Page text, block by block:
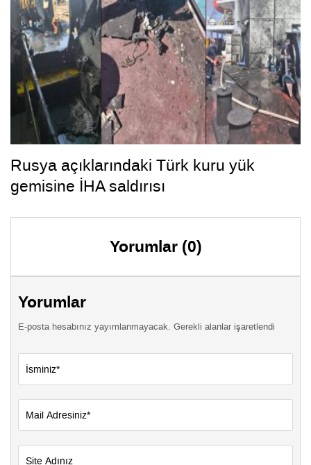
Rusya açıklarındaki Türk kuru yük
gemisine İHA saldırısı
Yorumlar (0)
Yorumlar
E-posta hesabınız yayımlanmayacak. Gerekli alanlar işaretlendi